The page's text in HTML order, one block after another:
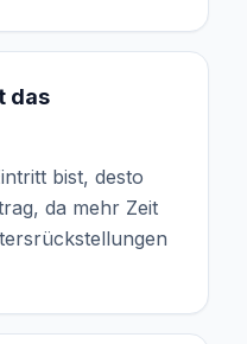
das
bist, desto
da mehr Zeit